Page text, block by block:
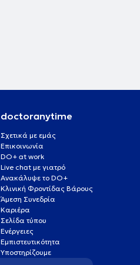
doctoranytime
Σχετικά με εμάς
Επικοινωνία
DO+ at work
Live chat με γιατρό
Ανακάλυψε το DO+
Κλινική Φροντίδας Βάρους
Άμεση Συνεδρία
Καριέρα
Σελίδα τύπου
Ενέργειες
Εμπιστευτικότητα
Υποστηρίζουμε